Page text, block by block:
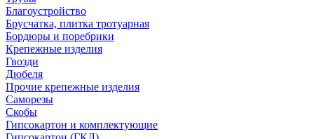
Благоустройство
Брусчатка, плитка тротуарная
Бордюры и поребрики
Крепежные изделия
Гвозди
Дюбеля
Прочие крепежные изделия
Саморезы
Скобы
Гипсокартон и комплектующие